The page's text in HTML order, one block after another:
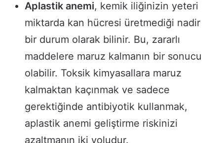
Aplastik anemi, kemik iliğinizin yeteri
miktarda kan hücresi üretmediği nadir
bir durum olarak bilinir. Bu, zararlı
maddelere maruz kalmanın bir sonucu
olabilir. Toksik kimyasallara maruz
kalmaktan kaçınmak ve sadece
gerektiğinde antibiyotik kullanmak,
aplastik anemi geliştirme riskinizi
azaltmanın iki yoludur.